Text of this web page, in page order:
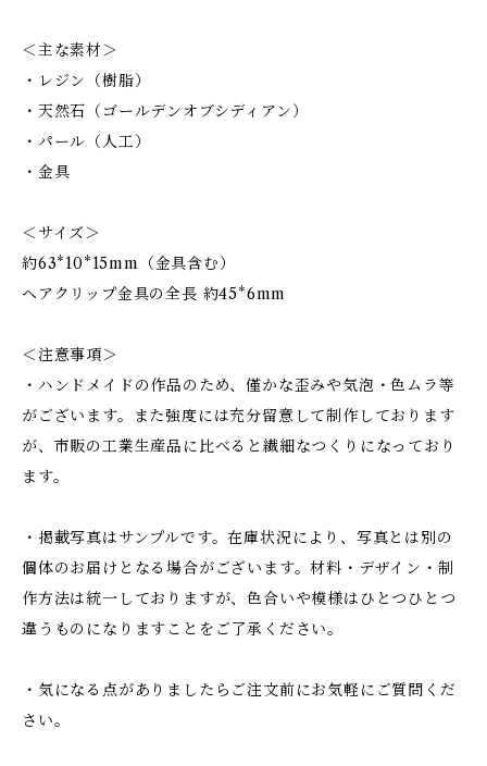
＜主な素材＞
・レジン（樹脂）
・天然石（ゴールデンオブシディアン）
・パール（人工）
・金具
＜サイズ＞
約63*10*15mm（金具含む）
ヘアクリップ金具の全長 約45*6mm
＜注意事項＞
・ハンドメイドの作品のため、僅かな歪みや気泡・色ムラ等
がございます。また強度には充分留意して制作しております
が、市販の工業生産品に比べると繊細なつくりになっており
ます。
・掲載写真はサンプルです。在庫状況により、写真とは別の
個体のお届けとなる場合がございます。材料・デザイン・制
作方法は統一しておりますが、色合いや模様はひとつひとつ
違うものになりますことをご了承ください。
・気になる点がありましたらご注文前にお気軽にご質問くだ
さい。